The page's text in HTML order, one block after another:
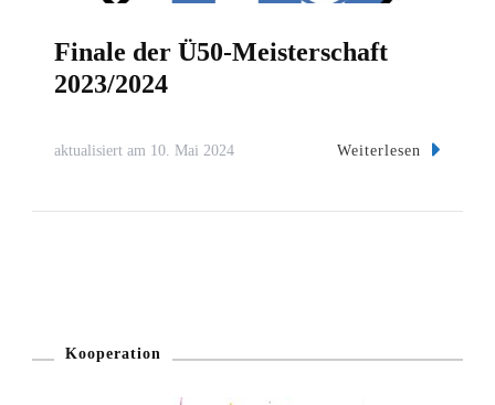
Finale der Ü50-Meisterschaft
2023/2024
aktualisiert am 10. Mai 2024 Weiterlesen
Kooperation